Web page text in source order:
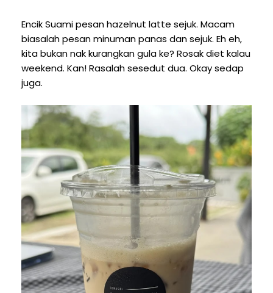
Encik Suami pesan hazelnut latte sejuk. Macam
biasalah pesan minuman panas dan sejuk. Eh eh,
kita bukan nak kurangkan gula ke? Rosak diet kalau
weekend. Kan! Rasalah sesedut dua. Okay sedap
juga.